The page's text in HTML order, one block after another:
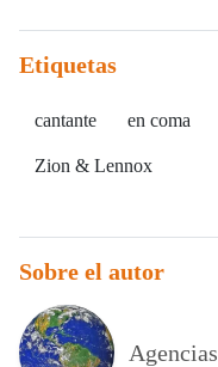
Etiquetas
cantante en coma
Zion & Lennox
Sobre el autor
Agencias